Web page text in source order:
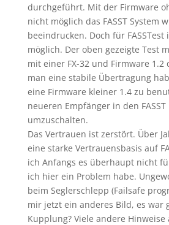
durchgeführt. Mit der Firmware
nicht möglich das FASST System
beeindrucken. Doch für
möglich. Der oben gezeigte Test
mit einer FX-32 und Firmware
man eine stabile Übertragung
eine Firmware kleiner 1.4 zu
neueren Empfänger in den
umzuschalten.
Das Vertrauen ist zerstört. Über
eine starke Vertrauensbasis auf
ich Anfangs es überhaupt nicht
ich hier ein Problem habe.
beim Seglerschlepp (Failsafe
mir jetzt ein anderes Bild, es war
Kupplung? Viele andere Hinweise